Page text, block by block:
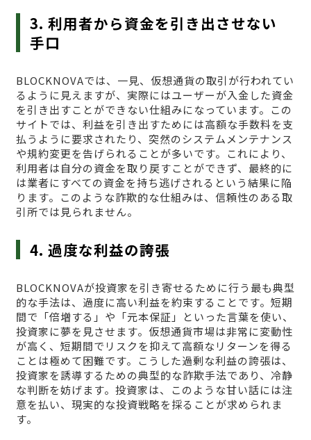
3. 利用者から資金を引き出させない
手口
BLOCKNOVAでは、一見、仮想通貨の取引が行われてい
るように見えますが、実際にはユーザーが入金した資金
を引き出すことができない仕組みになっています。この
サイトでは、利益を引き出すためには高額な手数料を支
払うように要求されたり、突然のシステムメンテナンス
や規約変更を告げられることが多いです。これにより、
利用者は自分の資金を取り戻すことができず、最終的に
は業者にすべての資金を持ち逃げされるという結果に陥
ります。このような詐欺的な仕組みは、信頼性のある取
引所では見られません。
4. 過度な利益の誇張
BLOCKNOVAが投資家を引き寄せるために行う最も典型
的な手法は、過度に高い利益を約束することです。短期
間で「倍増する」や「元本保証」といった言葉を使い、
投資家に夢を見させます。仮想通貨市場は非常に変動性
が高く、短期間でリスクを抑えて高額なリターンを得る
ことは極めて困難です。こうした過剰な利益の誇張は、
投資家を誘導するための典型的な詐欺手法であり、冷静
な判断を妨げます。投資家は、このような甘い話には注
意を払い、現実的な投資戦略を採ることが求められま
す。